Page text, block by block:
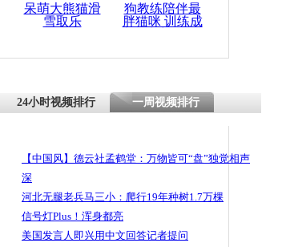
呆萌大熊猫滑
雪取乐
狗教练陪伴最
胖猫咪 训练成
24小时视频排行 一周视频排行
【中国风】德云社孟鹤堂：万物皆可“盘”独觉相声
深
河北无腿老兵马三小：爬行19年种树1.7万棵
信号灯Plus！浑身都亮
美国发言人即兴用中文回答记者提问